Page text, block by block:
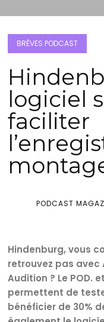
BRÈVES PODCAST
logiciel
faciliter
PODCAST
Hindenburg, vous
retrouvez pas avec
Audition ? Le POD.
permettent de
bénéficier de 30%